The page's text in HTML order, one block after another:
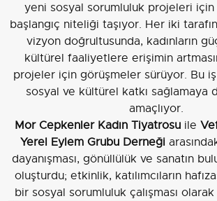
yeni sosyal sorumluluk projeleri
başlangıç niteliği taşıyor. Her iki
vizyon doğrultusunda, kadınların
kültürel faaliyetlere erişimin
projeler için görüşmeler sürüyor. Bu
sosyal ve kültürel katkı sağlamaya
amaçlıyor.
Mor Cepkenler Kadın Tiyatrosu ile
Yerel Eylem Grubu Derneği
dayanışması, gönüllülük ve sanatın
oluşturdu; etkinlik, katılımcıların
bir sosyal sorumluluk çalışması